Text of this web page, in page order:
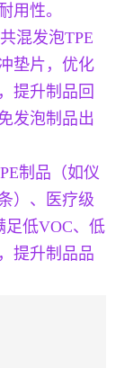
用性。
混发泡TPE
垫片，优化
提升制品回
发泡制品出
制品（如仪
）、医疗级
足低VOC、低
提升制品品